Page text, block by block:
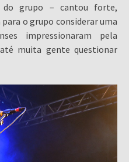
do grupo – cantou forte,
o grupo considerar uma
impressionaram pela
muita gente questionar